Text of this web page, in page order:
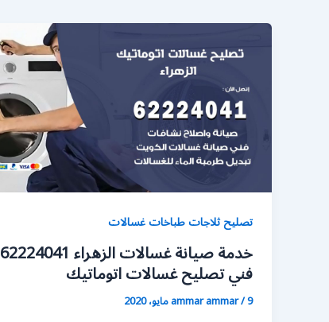
تصليح ثلاجات طباخات غسالات
خدمة صيانة غسالات الزهراء 62224041
فني تصليح غسالات اتوماتيك
ammar ammar/9 مايو، 2020